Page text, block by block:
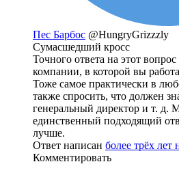
Пес Барбос @HungryGrizzzly
Сумасшедший кросс
Точного ответа на этот
компании, в которой вы
Тоже самое практически в
также спросить, что должен
генеральный директор и т. д.
единственный подходящий
лучше.
Ответ написан более трёх лет
Комментировать